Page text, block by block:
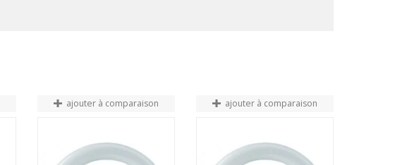
ajouter à comparaison ajouter à comparaison